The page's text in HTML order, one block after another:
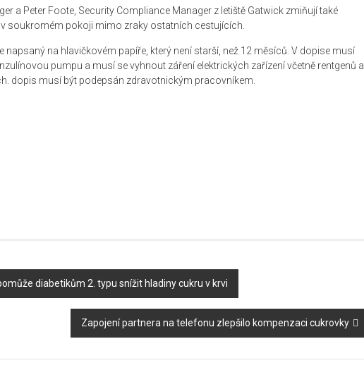
a Peter Foote, Security Compliance Manager z letiště Gatwick zmiňují také
soukromém pokoji mimo zraky ostatních cestujících.
napsaný na hlavičkovém papíře, který není starší, než 12 měsíců. V dopise musí
pumpu a musí se vyhnout záření elektrických zařízení včetně rentgenů a
dopis musí být podepsán zdravotnickým pracovníkem.
diabetikům 2. typu snížit hladiny cukru v krvi
Zapojení partnera na telefonu zlepšilo kompenzaci cukrovky